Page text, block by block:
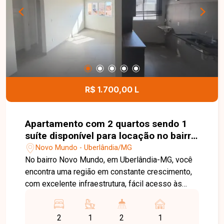
contato e agende sua visita!
R$ 1.700,00 L
Apartamento com 2 quartos sendo 1
suíte disponível para locação no bairro
Novo Mundo em Uberlândia-MG
Novo Mundo - Uberlândia/MG
No bairro Novo Mundo, em Uberlândia-MG, você
encontra uma região em constante crescimento,
com excelente infraestrutura, fácil acesso às
supermercados, escolas, farmácias e diversos
comércios, proporcionando praticidade e
2 1 2 1